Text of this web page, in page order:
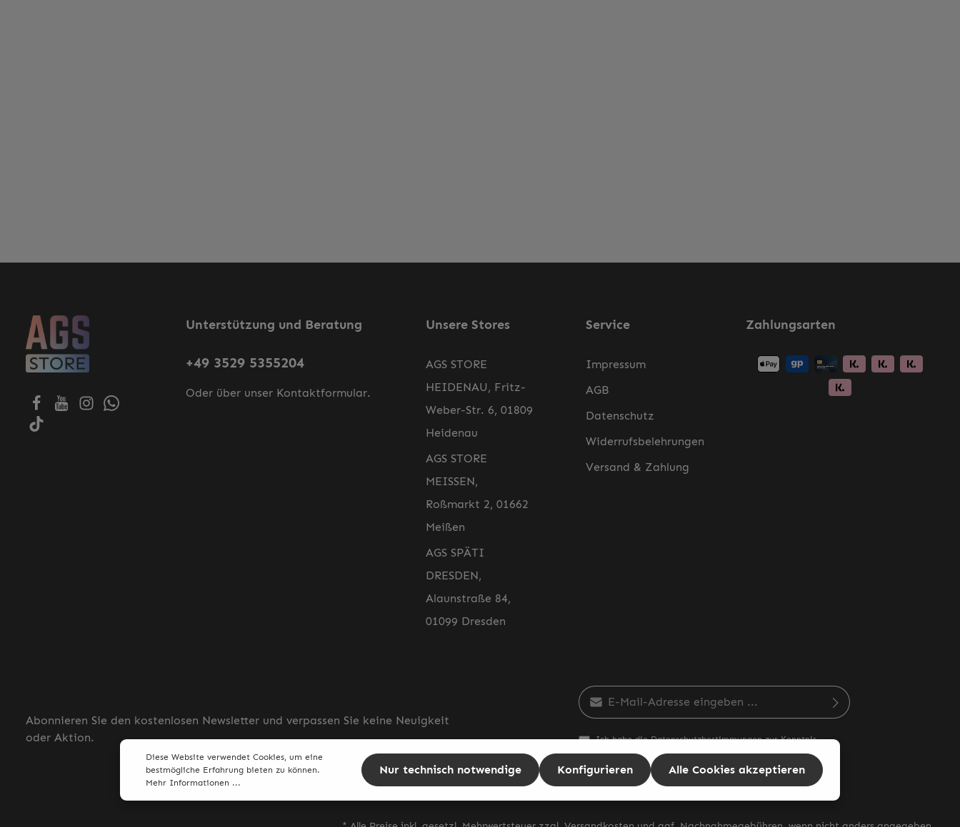
Abonnieren Sie den kostenlosen Newsletter und verpassen Sie keine Neuigkeit
oder Aktion.
E-Mail-Adresse*
Ich habe dieDatenschutzbestimmungenzur Kenntnis
genommen und dieAGBgelesen und bin mit ihnen
einverstanden.
Unterstützung und Beratung
+49 3529 5355204
Oder über unser Kontaktformular.
Unsere Stores
AGS STORE
HEIDENAU, Fritz-
Weber-Str. 6, 01809
Heidenau
AGS STORE
MEISSEN,
Roßmarkt 2, 01662
Meißen
AGS SPÄTI
DRESDEN,
Alaunstraße 84,
01099 Dresden
Service
Impressum
AGB
Datenschutz
Widerrufsbelehrungen
Versand & Zahlung
Zahlungsarten
Diese Website verwendet Cookies, um eine
bestmögliche Erfahrung bieten zu können.
Mehr Informationen ...
Nur technisch notwendige Konfigurieren Alle Cookies akzeptieren